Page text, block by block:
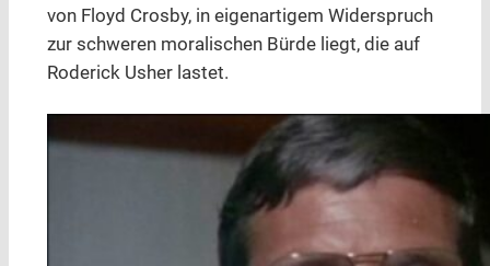
von Floyd Crosby, in eigenartigem Widerspruch
zur schweren moralischen Bürde liegt, die auf
Roderick Usher lastet.